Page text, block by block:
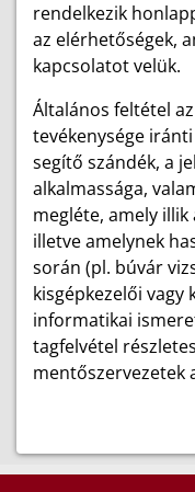
rendelkezik
az elérhetőségek,
kapcsolatot velük.
Általános feltétel
tevékenysége
segítő szándék, a
alkalmassága,
megléte, amely
illetve amelynek
során (pl. búvár
kisgépkezelői vagy
informatikai
tagfelvétel
mentőszervezetek